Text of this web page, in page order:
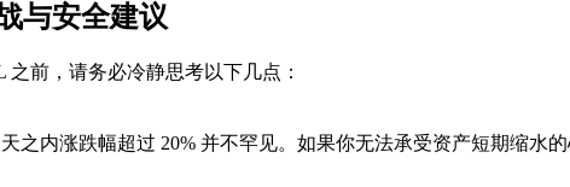
与安全建议
前，请务必冷静思考以下几点：
之内涨跌幅超过 20% 并不罕见。如果你无法承受资产短期缩水